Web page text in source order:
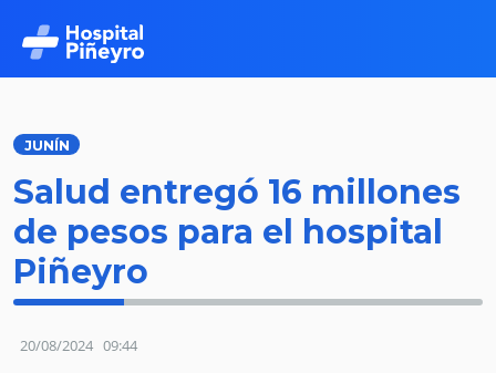
JUNÍN
Salud entregó 16 millones
de pesos para el hospital
Piñeyro
20/08/2024 09:44